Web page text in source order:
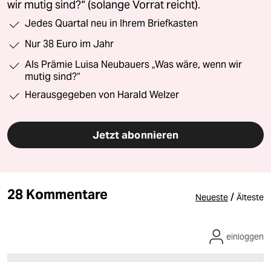
wir mutig sind?“ (solange Vorrat reicht).
Jedes Quartal neu in Ihrem Briefkasten
Nur 38 Euro im Jahr
Als Prämie Luisa Neubauers „Was wäre, wenn wir
mutig sind?“
Herausgegeben von Harald Welzer
Jetzt abonnieren
28 Kommentare Neueste / Älteste
einloggen